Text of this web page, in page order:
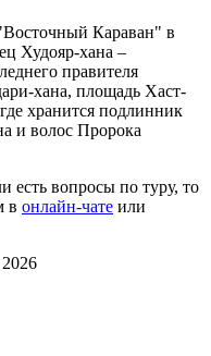
Караван" в
Худояр-хана –
правителя
хана, площадь Хаст-
хранится подлинник
и волос Пророка
есть вопросы по туру, то
в онлайн-чате или